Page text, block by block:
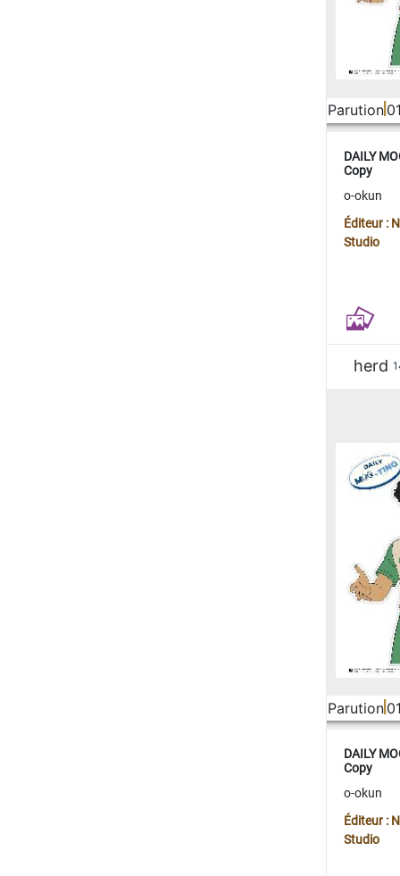
Parution
DAILY
Copy
o-okun
Éditeur :
Studio
herd
Parution
DAILY
Copy
o-okun
Éditeur :
Studio